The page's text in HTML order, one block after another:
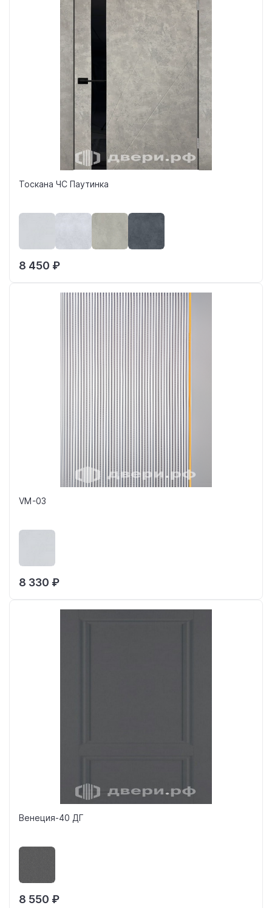
Тоскана ЧС Паутинка
8 450 ₽
VM-03
8 330 ₽
Венеция-40 ДГ
8 550 ₽